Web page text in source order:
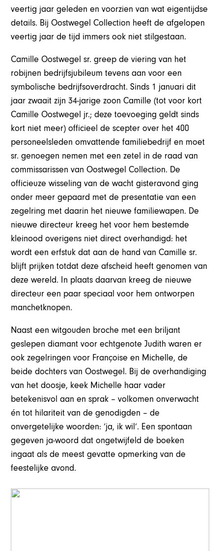
veertig jaar geleden en voorzien van wat eigentijdse
details. Bij Oostwegel Collection heeft de afgelopen
veertig jaar de tijd immers ook niet stilgestaan.
Camille Oostwegel sr. greep de viering van het
robijnen bedrijfsjubileum tevens aan voor een
symbolische bedrijfsoverdracht. Sinds 1 januari dit
jaar zwaait zijn 34-jarige zoon Camille (tot voor kort
Camille Oostwegel jr.; deze toevoeging geldt sinds
kort niet meer) officieel de scepter over het 400
personeelsleden omvattende familiebedrijf en moet
sr. genoegen nemen met een zetel in de raad van
commissarissen van Oostwegel Collection. De
officieuze wisseling van de wacht gisteravond ging
onder meer gepaard met de presentatie van een
zegelring met daarin het nieuwe familiewapen. De
nieuwe directeur kreeg het voor hem bestemde
kleinood overigens niet direct overhandigd: het
wordt een erfstuk dat aan de hand van Camille sr.
blijft prijken totdat deze afscheid heeft genomen van
deze wereld. In plaats daarvan kreeg de nieuwe
directeur een paar speciaal voor hem ontworpen
manchetknopen.
Naast een witgouden broche met een briljant
geslepen diamant voor echtgenote Judith waren er
ook zegelringen voor Françoise en Michelle, de
beide dochters van Oostwegel. Bij de overhandiging
van het doosje, keek Michelle haar vader
betekenisvol aan en sprak – volkomen onverwacht
én tot hilariteit van de genodigden – de
onvergetelijke woorden: ‘ja, ik wil’. Een spontaan
gegeven ja-woord dat ongetwijfeld de boeken
ingaat als de meest gevatte opmerking van de
feestelijke avond.